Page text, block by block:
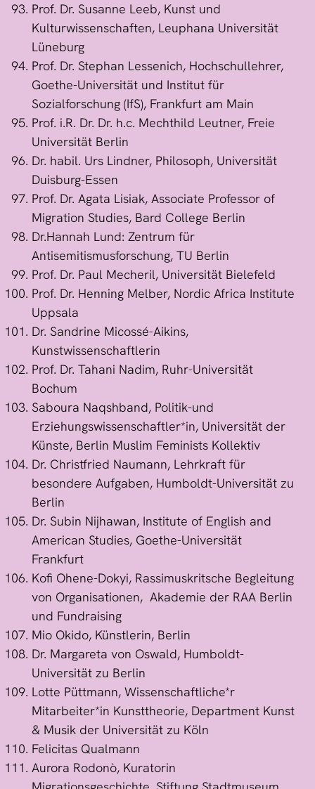
Prof. Dr. Susanne Leeb, Kunst und
Kulturwissenschaften, Leuphana Universität
Lüneburg
Prof. Dr. Stephan Lessenich, Hochschullehrer,
Goethe-Universität und Institut für
Sozialforschung (IfS), Frankfurt am Main
Prof. i.R. Dr. Dr. h.c. Mechthild Leutner, Freie
Universität Berlin
Dr. habil. Urs Lindner, Philosoph, Universität
Duisburg-Essen
Prof. Dr. Agata Lisiak, Associate Professor of
Migration Studies, Bard College Berlin
Dr.Hannah Lund: Zentrum für
Antisemitismusforschung, TU Berlin
Prof. Dr. Paul Mecheril, Universität Bielefeld
Prof. Dr. Henning Melber, Nordic Africa Institute
Uppsala
Dr. Sandrine Micossé-Aikins,
Kunstwissenschaftlerin
Prof. Dr. Tahani Nadim, Ruhr-Universität
Bochum
Saboura Naqshband, Politik-und
Erziehungswissenschaftler*in, Universität der
Künste, Berlin Muslim Feminists Kollektiv
Dr. Christfried Naumann, Lehrkraft für
besondere Aufgaben, Humboldt-Universität zu
Berlin
Dr. Subin Nijhawan, Institute of English and
American Studies, Goethe-Universität
Frankfurt
Kofi Ohene-Dokyi, Rassimuskritsche Begleitung
von Organisationen, Akademie der RAA Berlin
und Fundraising
Mio Okido, Künstlerin, Berlin
Dr. Margareta von Oswald, Humboldt-
Universität zu Berlin
Lotte Püttmann, Wissenschaftliche*r
Mitarbeiter*in Kunsttheorie, Department Kunst
& Musik der Universität zu Köln
Felicitas Qualmann
Aurora Rodonò, Kuratorin